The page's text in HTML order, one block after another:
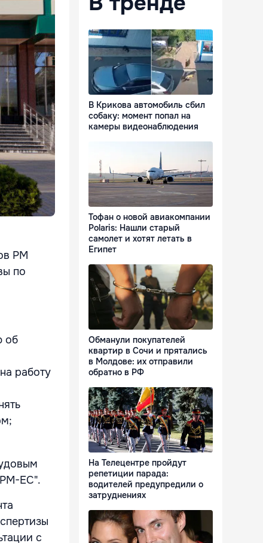
РМ
по
об
работу
ЕС".
с
В Крикова автомобиль сбил
собаку: момент попал на
камеры видеонаблюдения
Тофан о новой авиакомпании
Polaris: Нашли старый
самолет и хотят летать в
Египет
Обманули покупателей
квартир в Сочи и прятались
в Молдове: их отправили
обратно в РФ
На Телецентре пройдут
репетиции парада:
водителей предупредили о
затруднениях